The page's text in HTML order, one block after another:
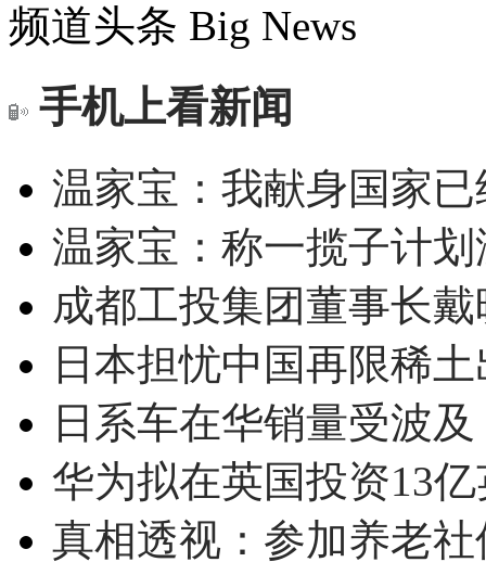
频道头条 Big News
手机上看新闻
温家宝：我献身国家
温家宝：称一揽子计
成都工投集团董事长
日本担忧中国再限稀
日系车在华销量受波
华为拟在英国投资13
真相透视：参加养老